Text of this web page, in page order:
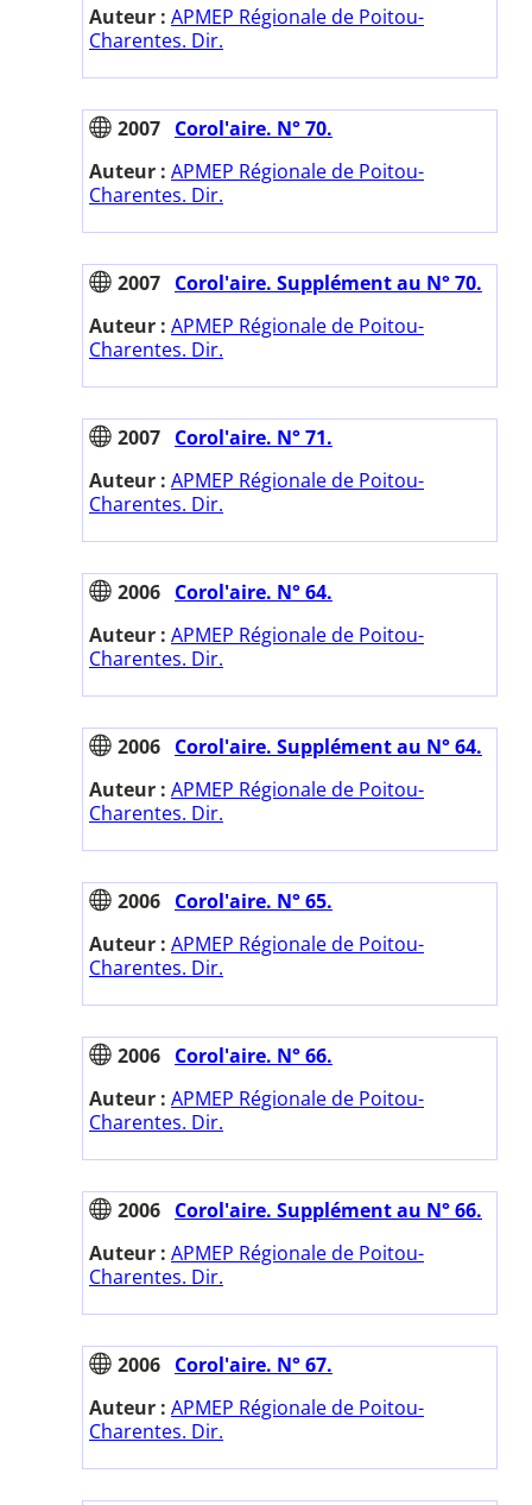
Auteur : APMEP Régionale de Poitou-
Charentes. Dir.
2007 Corol'aire. N° 70.
Auteur : APMEP Régionale de Poitou-
Charentes. Dir.
2007 Corol'aire. Supplément au N° 70.
Auteur : APMEP Régionale de Poitou-
Charentes. Dir.
2007 Corol'aire. N° 71.
Auteur : APMEP Régionale de Poitou-
Charentes. Dir.
2006 Corol'aire. N° 64.
Auteur : APMEP Régionale de Poitou-
Charentes. Dir.
2006 Corol'aire. Supplément au N° 64.
Auteur : APMEP Régionale de Poitou-
Charentes. Dir.
2006 Corol'aire. N° 65.
Auteur : APMEP Régionale de Poitou-
Charentes. Dir.
2006 Corol'aire. N° 66.
Auteur : APMEP Régionale de Poitou-
Charentes. Dir.
2006 Corol'aire. Supplément au N° 66.
Auteur : APMEP Régionale de Poitou-
Charentes. Dir.
2006 Corol'aire. N° 67.
Auteur : APMEP Régionale de Poitou-
Charentes. Dir.